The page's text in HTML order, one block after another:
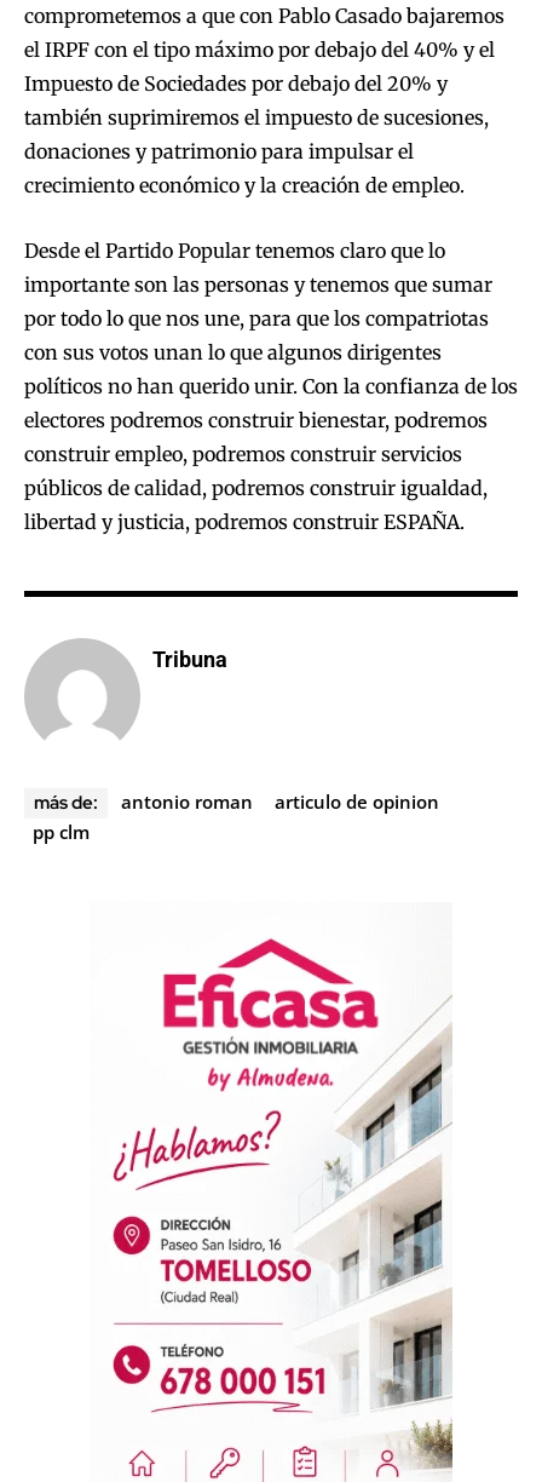
comprometemos a que con Pablo Casado bajaremos
el IRPF con el tipo máximo por debajo del 40% y el
Impuesto de Sociedades por debajo del 20% y
también suprimiremos el impuesto de sucesiones,
donaciones y patrimonio para impulsar el
crecimiento económico y la creación de empleo.
Desde el Partido Popular tenemos claro que lo
importante son las personas y tenemos que sumar
por todo lo que nos une, para que los compatriotas
con sus votos unan lo que algunos dirigentes
políticos no han querido unir. Con la confianza de los
electores podremos construir bienestar, podremos
construir empleo, podremos construir servicios
públicos de calidad, podremos construir igualdad,
libertad y justicia, podremos construir ESPAÑA.
Tribuna
más de: antonio roman
articulo de opinion
pp clm